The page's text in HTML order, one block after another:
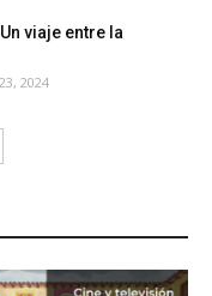
viaje entre la
2024